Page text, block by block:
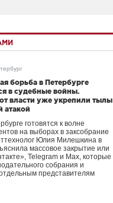
борьба в Петербурге
в судебные войны.
власти уже укрепили тылы
атакой
готовятся к волне
на выборах в заксобрание
Юлия Милешкина в
массовое закрытие или
Telegram и Max, которые
собрания и
представителям